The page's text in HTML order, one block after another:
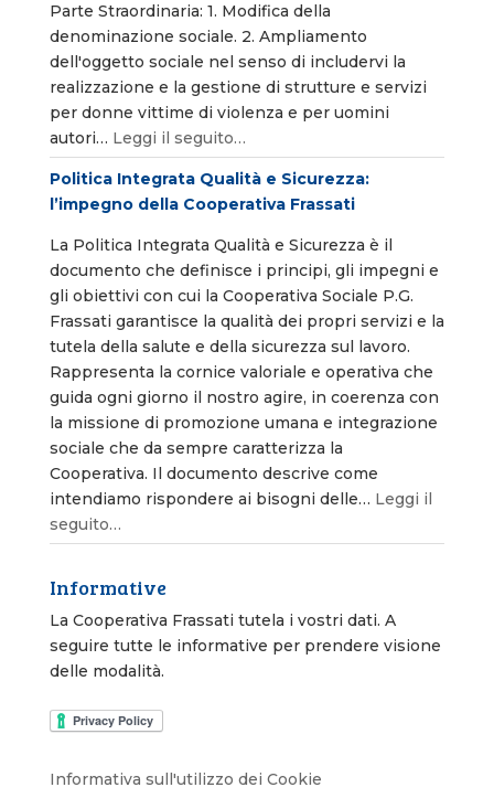
Parte Straordinaria: 1. Modifica della
denominazione sociale. 2. Ampliamento
dell'oggetto sociale nel senso di includervi la
realizzazione e la gestione di strutture e servizi
per donne vittime di violenza e per uomini
autori… Leggi il seguito…
Politica Integrata Qualità e Sicurezza:
l’impegno della Cooperativa Frassati
La Politica Integrata Qualità e Sicurezza è il
documento che definisce i principi, gli impegni e
gli obiettivi con cui la Cooperativa Sociale P.G.
Frassati garantisce la qualità dei propri servizi e la
tutela della salute e della sicurezza sul lavoro.
Rappresenta la cornice valoriale e operativa che
guida ogni giorno il nostro agire, in coerenza con
la missione di promozione umana e integrazione
sociale che da sempre caratterizza la
Cooperativa. Il documento descrive come
intendiamo rispondere ai bisogni delle… Leggi il
seguito…
Informative
La Cooperativa Frassati tutela i vostri dati. A
seguire tutte le informative per prendere visione
delle modalità.
Informativa sull'utilizzo dei Cookie